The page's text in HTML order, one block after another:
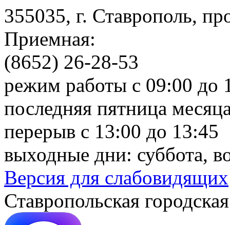
355035, г. Ставрополь,
Приемная:
(8652) 26-28-53
режим работы с 09:00 до
последняя пятница
перерыв с 13:00 до 13:45
выходные дни: суббота,
Версия для слабовидящих
Ставропольская